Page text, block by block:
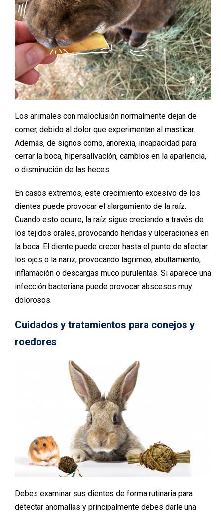
Los animales con maloclusión normalmente dejan de
comer, debido al dolor que experimentan al masticar.
Además, de signos como, anorexia, incapacidad para
cerrar la boca, hipersalivación, cambios en la apariencia,
o disminución de las heces.
En casos extremos, este crecimiento excesivo de los
dientes puede provocar el alargamiento de la raíz.
Cuando esto ocurre, la raíz sigue creciendo a través de
los tejidos orales, provocando heridas y ulceraciones en
la boca. El diente puede crecer hasta el punto de afectar
los ojos o la nariz, provocando lagrimeo, abultamiento,
inflamación o descargas muco purulentas. Si aparece una
infección bacteriana puede provocar abscesos muy
dolorosos.
Cuidados y tratamientos para conejos y
roedores
Debes examinar sus dientes de forma rutinaria para
detectar anomalías y principalmente debes darle una